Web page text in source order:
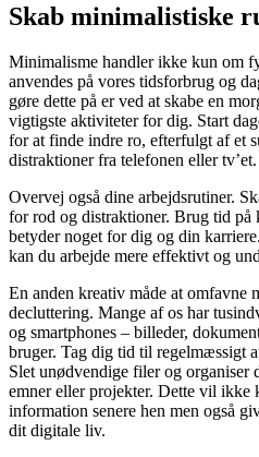
Skab minimalistiske
Minimalisme handler ikke kun om
anvendes på vores tidsforbrug og
gøre dette på er ved at skabe en
vigtigste aktiviteter for dig. Start
for at finde indre ro, efterfulgt af et
distraktioner fra telefonen eller tv’et.
Overvej også dine arbejdsrutiner.
for rod og distraktioner. Brug tid på
betyder noget for dig og din
kan du arbejde mere effektivt og
En anden kreativ måde at omfavne
decluttering. Mange af os har
og smartphones – billeder,
bruger. Tag dig tid til regelmæssigt
Slet unødvendige filer og organiser
emner eller projekter. Dette vil ikke
information senere hen men også
dit digitale liv.